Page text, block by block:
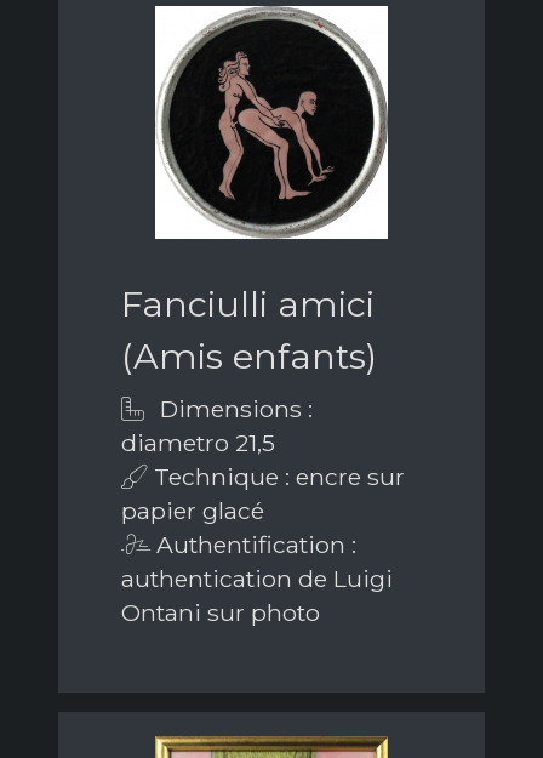
Fanciulli amici
(Amis enfants)
Dimensions :
diametro 21,5
Technique : encre sur
papier glacé
Authentification :
authentication de Luigi
Ontani sur photo